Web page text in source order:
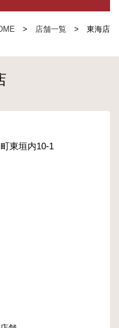
店舗一覧 東海店
東垣内10-1